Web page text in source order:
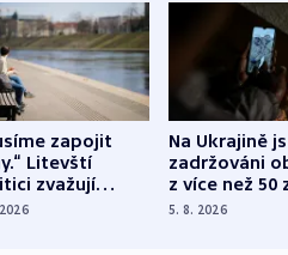
zapojit
Litevští
zvažují
o
Na Ukrajině
zadržováni
z více než 50
Bojovali na
5. 8. 2026